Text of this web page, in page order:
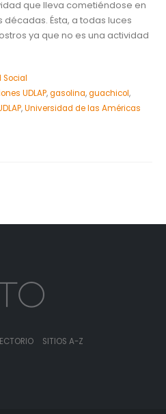
que lleva cometiéndose en
Ésta, a todas luces
ya que no es una actividad
Social
UDLAP,gasolina,guachicol,
,Universidad de las Américas
SITIOS A-Z